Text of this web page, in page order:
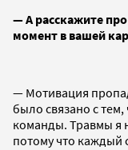
— А расскажите
момент в вашей
— Мотивация
было связано с
команды. Травмы я
потому что каждый